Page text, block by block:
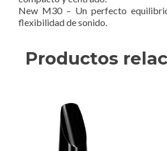
New M30 – Un perfecto
flexibilidad de sonido.
Productos